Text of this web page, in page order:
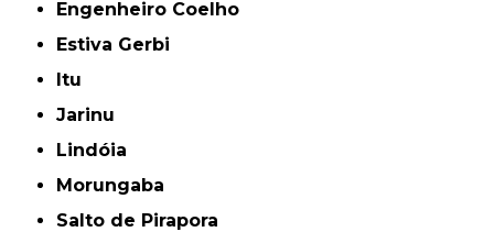
Engenheiro Coelho
Estiva Gerbi
Itu
Jarinu
Lindóia
Morungaba
Salto de Pirapora